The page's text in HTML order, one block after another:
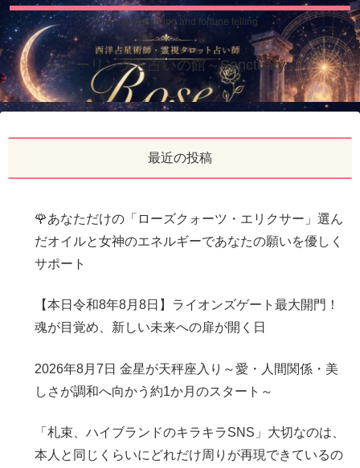
House of healing and fortune telling
ヒーリングと占いの館～Sanctuary～
最近の投稿
🌹あなただけの「ローズクォーツ・エリクサー」選ん
だオイルと女神のエネルギーであなたの願いを優しく
サポート
【本日令和8年8月8日】ライオンズゲート最大開門！
魂が目覚め、新しい未来への扉が開く日
2026年8月7日 金星が天秤座入り～愛・人間関係・美
しさが調和へ向かう約1か月のスタート～
「札束、ハイブランドのキラキラSNS」大切なのは、
本人と同じくらいにどれだけ周りが再現できているの